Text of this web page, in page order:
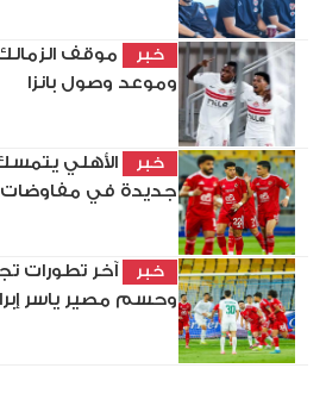
خبر
موقف الزمالك
وموعد وصول بانزا
خبر
الأهلي
جديدة في مفاوضات
خبر
آخر تطورات
وحسم مصير ياسر